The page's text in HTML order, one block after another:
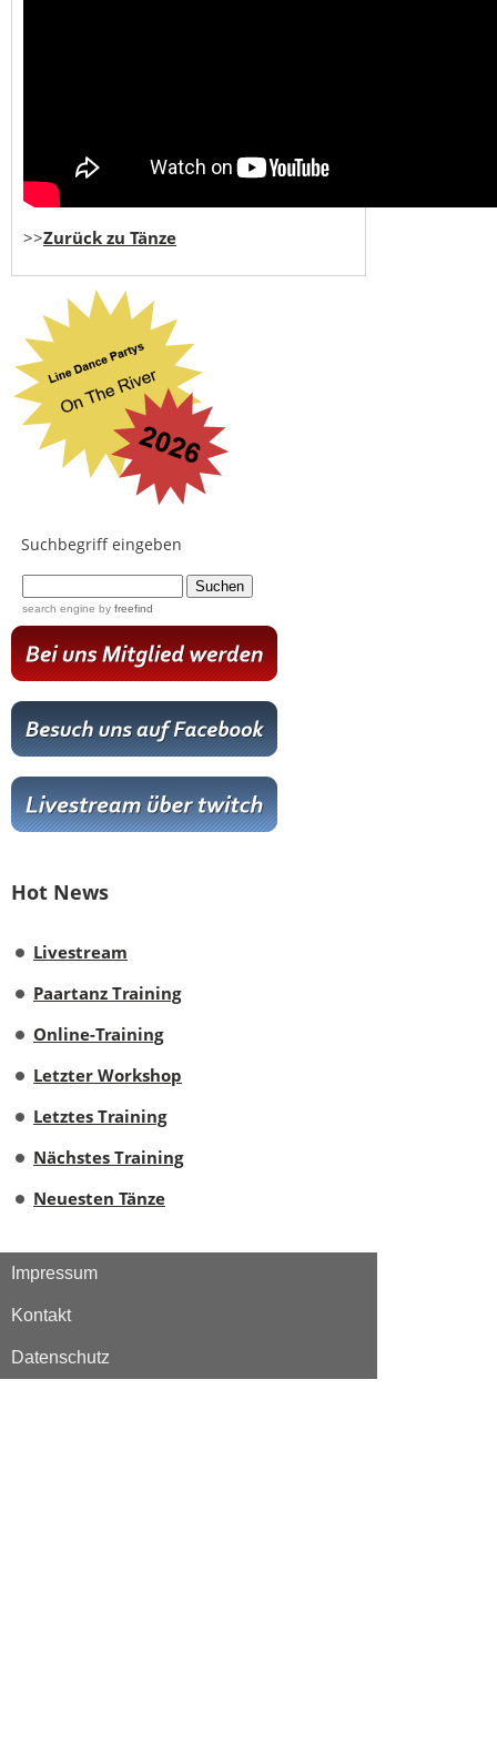
>>Zurück zu Tänze
Suchbegriff eingeben
search engine by freefind
Hot News
Livestream
Paartanz Training
Online-Training
Letzter Workshop
Letztes Training
Nächstes Training
Neuesten Tänze
Impressum
Kontakt
Datenschutz